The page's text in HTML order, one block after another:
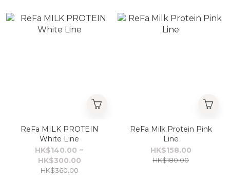
ReFa MILK PROTEIN
White Line
HK$140.00 ~
HK$300.00
HK$360.00
ReFa Milk Protein Pink
Line
HK$158.00
HK$180.00